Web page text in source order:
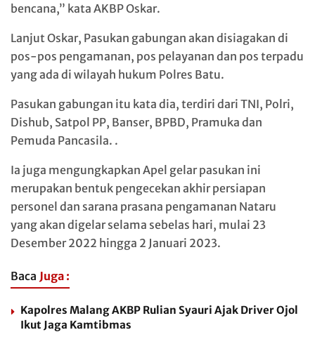
bencana,” kata AKBP Oskar.
Lanjut Oskar, Pasukan gabungan akan disiagakan di
pos-pos pengamanan, pos pelayanan dan pos terpadu
yang ada di wilayah hukum Polres Batu.
Pasukan gabungan itu kata dia, terdiri dari TNI, Polri,
Dishub, Satpol PP, Banser, BPBD, Pramuka dan
Pemuda Pancasila. .
Ia juga mengungkapkan Apel gelar pasukan ini
merupakan bentuk pengecekan akhir persiapan
personel dan sarana prasana pengamanan Nataru
yang akan digelar selama sebelas hari, mulai 23
Desember 2022 hingga 2 Januari 2023.
Baca Juga :
Kapolres Malang AKBP Rulian Syauri Ajak Driver Ojol
Ikut Jaga Kamtibmas